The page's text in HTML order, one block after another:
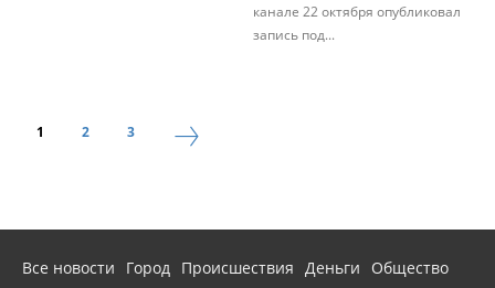
канале 22 октября опубликовал
запись под...
1 2 3
Все новости Город Происшествия Деньги
Общество